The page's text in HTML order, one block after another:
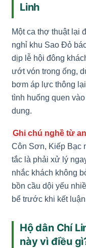
Linh
Một ca thợ thuật lại
nghỉ khu Sao Đỏ
dịp lễ hội đông
ướt vón trong ống,
bơm áp lực thông
tình huống quen
dung.
Ghi chú nghề từ
Côn Sơn, Kiếp Bạc
tắc là phải xử lý
nhắc khách không
bồn cầu dội yếu
bể trước khi kết
Hộ dân Chí
này vì điều